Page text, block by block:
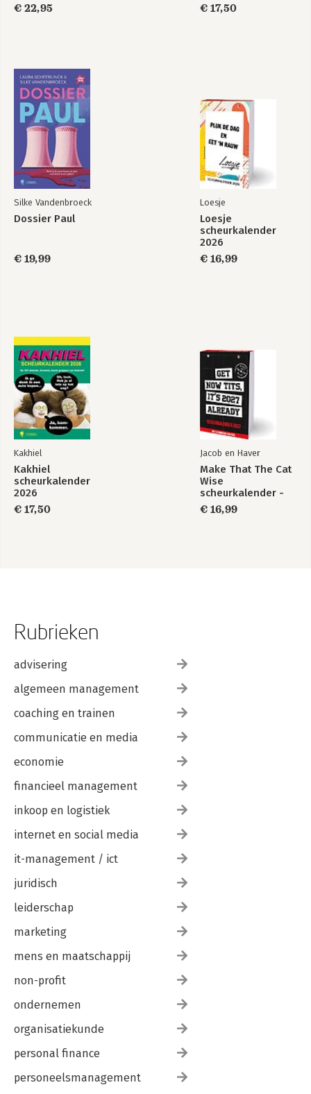
€ 22,95 € 17,50
Silke Vandenbroeck
Dossier Paul
€ 19,99
Loesje
Loesje
scheurkalender
2026
€ 16,99
Kakhiel
Kakhiel
scheurkalender
2026
€ 17,50
Jacob en Haver
Make That The Cat
Wise
scheurkalender -
2027
€ 16,99
Rubrieken
advisering
algemeen management
coaching en trainen
communicatie en media
economie
financieel management
inkoop en logistiek
internet en social media
it-management / ict
juridisch
leiderschap
marketing
mens en maatschappij
non-profit
ondernemen
organisatiekunde
personal finance
personeelsmanagement